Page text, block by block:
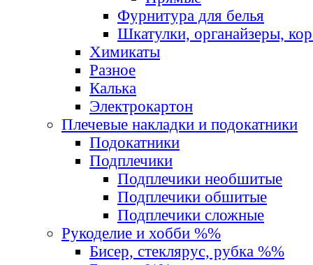
Фурнитура для белья
Шкатулки, органайзеры,
Химикаты
Разное
Калька
Электрокартон
Плечевые накладки и подокатники
Подокатники
Подплечики
Подплечики необшитые
Подплечики обшитые
Подплечики сложные
Рукоделие и хобби %%
Бисер, стеклярус, рубка %%